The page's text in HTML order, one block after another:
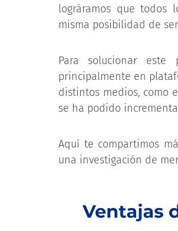
lográramos que todos
misma posibilidad de
Para solucionar este
principalmente en
distintos medios, como
se ha podido
Aquí te compartimos
una investigación de